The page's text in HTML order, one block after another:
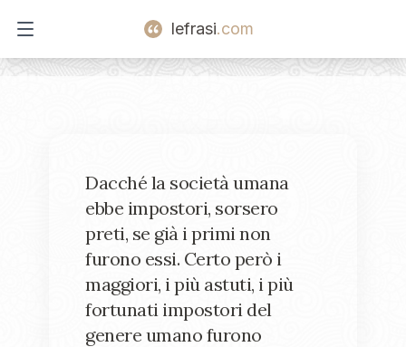
Open main menu
lefrasi.com
Dacché la società umana
ebbe impostori, sorsero
preti, se già i primi non
furono essi. Certo però i
maggiori, i più astuti, i più
fortunati impostori del
genere umano furono